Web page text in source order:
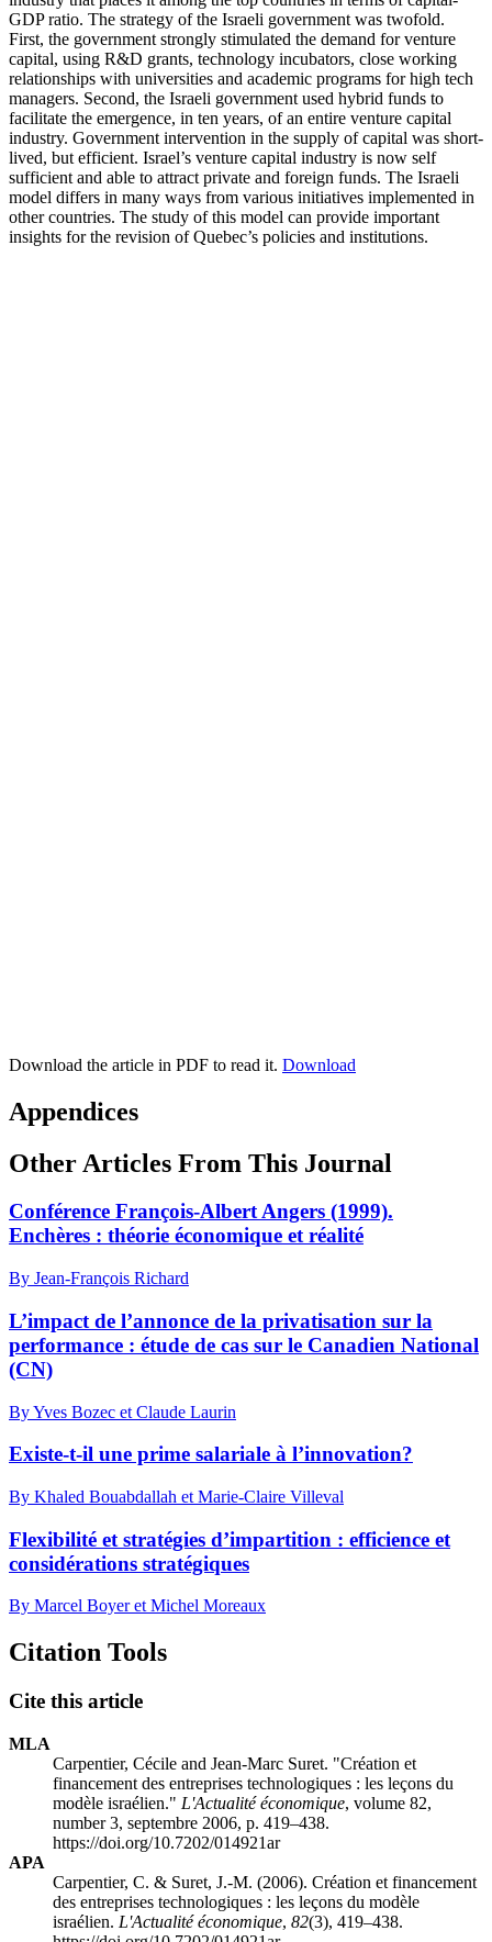
GDP ratio. The strategy of the Israeli government was twofold.
First, the government strongly stimulated the demand for venture
capital, using R&D grants, technology incubators, close working
relationships with universities and academic programs for high tech
managers. Second, the Israeli government used hybrid funds to
facilitate the emergence, in ten years, of an entire venture capital
industry. Government intervention in the supply of capital was short-
lived, but efficient. Israel’s venture capital industry is now self
sufficient and able to attract private and foreign funds. The Israeli
model differs in many ways from various initiatives implemented in
other countries. The study of this model can provide important
insights for the revision of Quebec’s policies and institutions.
Download the article in PDF to read it. Download
Appendices
Other Articles From This Journal
Conférence François-Albert Angers (1999).
Enchères : théorie économique et réalité
By Jean-François Richard
L’impact de l’annonce de la privatisation sur la
performance : étude de cas sur le Canadien National
(CN)
By Yves Bozec et Claude Laurin
Existe-t-il une prime salariale à l’innovation?
By Khaled Bouabdallah et Marie-Claire Villeval
Flexibilité et stratégies d’impartition : efficience et
considérations stratégiques
By Marcel Boyer et Michel Moreaux
Citation Tools
Cite this article
MLA
Carpentier, Cécile and Jean-Marc Suret. "Création et
financement des entreprises technologiques : les leçons du
modèle israélien." L'Actualité économique, volume 82,
number 3, septembre 2006, p. 419–438.
https://doi.org/10.7202/014921ar
APA
Carpentier, C. & Suret, J.-M. (2006). Création et financement
des entreprises technologiques : les leçons du modèle
israélien. L'Actualité économique, 82(3), 419–438.